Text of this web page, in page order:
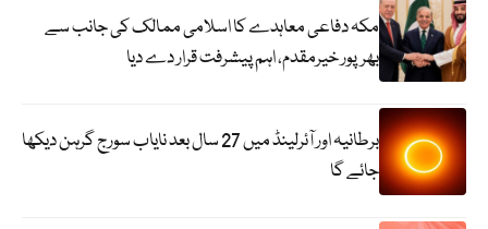
مکہ دفاعی معاہدے کا اسلامی ممالک کی جانب سے
بھرپور خیرمقدم، اہم پیشرفت قرار دے دیا
برطانیہ اور آئرلینڈ میں 27 سال بعد نایاب سورج گرہن دیکھا
جائے گا